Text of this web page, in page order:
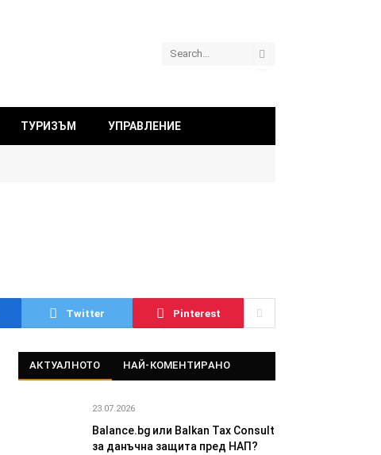
ТУРИЗЪМ УПРАВЛЕНИЕ
Twitter Pinterest
АКТУАЛНОТО НАЙ-КОМЕНТИРАНО
23.07.2026
Balance.bg или Balkan Tax Consult
за данъчна защита пред НАП?